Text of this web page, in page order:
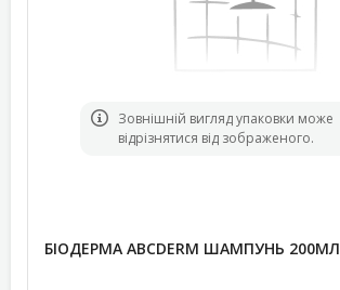
Зовнішній вигляд упаковки може
відрізнятися від зображеного.
БІОДЕРМА АВСDERM ШАМПУНЬ 200МЛ